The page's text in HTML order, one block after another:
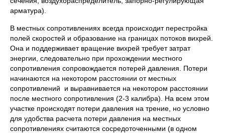
арматура).
В местных сопротивлениях всегда происходит перестройка
полей скоростей и образование на границах потоков вихрей.
Она и поддерживает вращение вихрей требует затрат
энергии, следовательно при прохождении местного
сопротивления сопровождается потерей давления. Потери
начинаются на некотором расстоянии от местных
сопротивлений и выравнивается на некотором расстоянии
после местного сопротивления (2-3 калибра). На всем этом
участке происходят потери давления на трение, но условно
для удобства расчета потери давления на местных
сопротивлениях считаются сосредоточенными (в одном